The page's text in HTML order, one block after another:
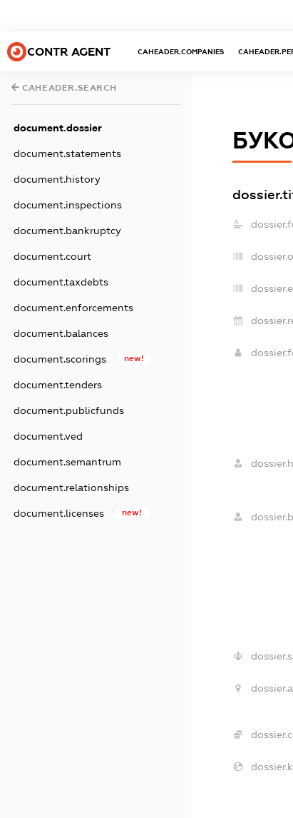
CONTR AGENT CAHEADER.COMPANIES
CAHEADER.SEARCH
document.dossier
document.statements
document.history
document.inspections
document.bankruptcy
document.court
document.taxdebts
document.enforcements
document.balances
document.scorings new!
document.tenders
document.publicfunds
document.ved
document.semantrum
document.relationships
document.licenses new!